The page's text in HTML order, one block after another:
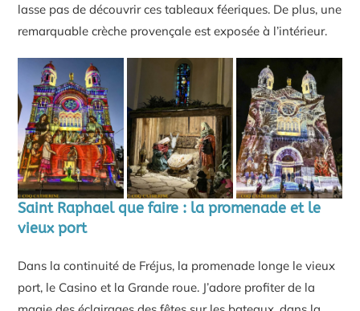
lasse pas de découvrir ces tableaux féeriques. De plus, une
remarquable crèche provençale est exposée à l’intérieur.
Saint Raphael que faire : la promenade et le
vieux port
Dans la continuité de Fréjus, la promenade longe le vieux
port, le Casino et la Grande roue. J’adore profiter de la